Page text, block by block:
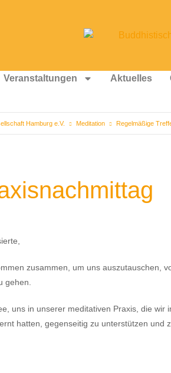
Veranstaltungen Aktuelles
Hamburg e.V. Meditation Regelmäßige
zusammen, um uns auszutauschen,
gehen.
uns in unserer meditativen Praxis, die wir
hatten, gegenseitig zu unterstützen und